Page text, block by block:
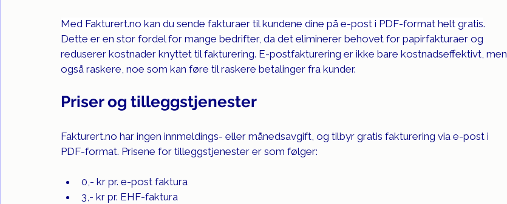
Med Fakturert.no kan du sende fakturaer til kundene dine på e-post i PDF-format helt gratis.
Dette er en stor fordel for mange bedrifter, da det eliminerer behovet for papirfakturaer og
reduserer kostnader knyttet til fakturering. E-postfakturering er ikke bare kostnadseffektivt, men
også raskere, noe som kan føre til raskere betalinger fra kunder.
Priser og tilleggstjenester
Fakturert.no har ingen innmeldings- eller månedsavgift, og tilbyr gratis fakturering via e-post i
PDF-format. Prisene for tilleggstjenester er som følger:
0,- kr pr. e-post faktura
3,- kr pr. EHF-faktura